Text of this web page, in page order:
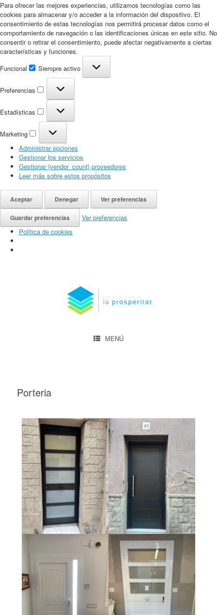
Para ofrecer las mejores experiencias, utilizamos tecnologías como las
cookies para almacenar y/o acceder a la información del dispositivo. El
consentimiento de estas tecnologías nos permitirá procesar datos como el
comportamiento de navegación o las identificaciones únicas en este sitio. No
consentir o retirar el consentimiento, puede afectar negativamente a ciertas
características y funciones.
Funcional
Siempre activo
Preferencias
Preferencias
Estadísticas
Estadísticas
Marketing
Marketing
Administrar opciones
Gestionar los servicios
Gestionar {vendor_count} proveedores
Leer más sobre estos propósitos
Aceptar Denegar Ver preferencias
Guardar preferencias
Ver preferencias
Política de cookies
MENÚ
Porteria